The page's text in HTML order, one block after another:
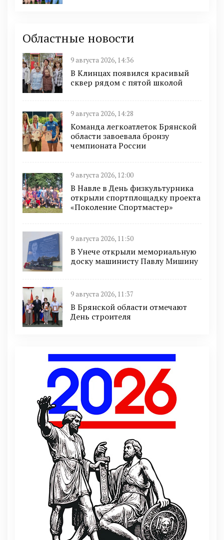
Областные новости
9 августа 2026, 14:36
В Клинцах появился красивый
сквер рядом с пятой школой
9 августа 2026, 14:28
Команда легкоатлеток Брянской
области завоевала бронзу
чемпионата России
9 августа 2026, 12:00
В Навле в День физкультурника
открыли спортплощадку проекта
«Поколение Спортмастер»
9 августа 2026, 11:50
В Унече открыли мемориальную
доску машинисту Павлу Мишину
9 августа 2026, 11:37
В Брянской области отмечают
День строителя